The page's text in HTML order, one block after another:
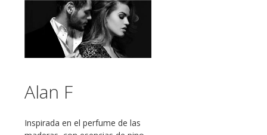
Alan F
Inspirada en el perfume de las